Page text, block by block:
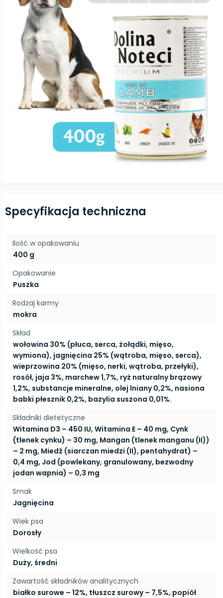
Specyfikacja techniczna
Ilość w opakowaniu
400 g
Opakowanie
Puszka
Rodzaj karmy
mokra
Skład
wołowina 30% (płuca, serca, żołądki, mięso,
wymiona), jagnięcina 25% (wątroba, mięso, serca),
wieprzowina 20% (mięso, nerki, wątroba, przełyki),
rosół, jaja 3%, marchew 1,7%, ryż naturalny brązowy
1,2%, substancje mineralne, olej lniany 0,2%, nasiona
babki płesznik 0,2%, bazylia suszona 0,01%.
Składniki dietetyczne
Witamina D3 – 450 IU, Witamina E – 40 mg, Cynk
(tlenek cynku) – 30 mg, Mangan (tlenek manganu (II))
– 2 mg, Miedź (siarczan miedzi (II), pentahydrat) –
0,4 mg, Jod (powlekany, granulowany, bezwodny
jodan wapnia) – 0,3 mg
Smak
Jagnięcina
Wiek psa
Dorosły
Wielkość psa
Duży, średni
Zawartość składników analitycznych
białko surowe – 12%, tłuszcz surowy – 7,5%, popiół